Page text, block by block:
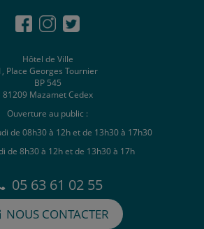
Hôtel de Ville
Place Georges Tournier
BP 545
81209 Mazamet Cedex
Ouverture au public :
de 08h30 à 12h et de 13h30 à 17h30
de 8h30 à 12h et de 13h30 à 17h
05 63 61 02 55
NOUS CONTACTER